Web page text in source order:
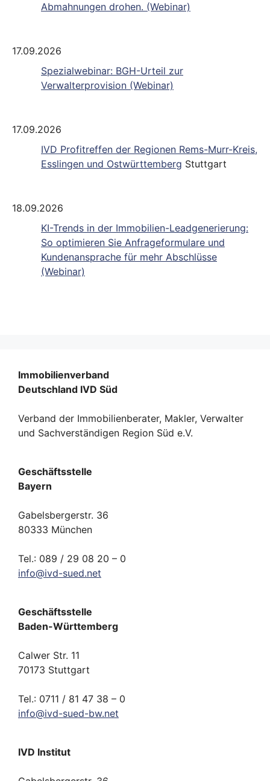
Abmahnungen drohen. (Webinar)
17.09.2026
Spezialwebinar: BGH-Urteil zur
Verwalterprovision (Webinar)
17.09.2026
IVD Profitreffen der Regionen Rems-Murr-Kreis,
Esslingen und Ostwürttemberg Stuttgart
18.09.2026
KI-Trends in der Immobilien-Leadgenerierung:
So optimieren Sie Anfrageformulare und
Kundenansprache für mehr Abschlüsse
(Webinar)
Immobilienverband
Deutschland IVD Süd
Verband der Immobilienberater, Makler, Verwalter
und Sachverständigen Region Süd e.V.
Geschäftsstelle
Bayern
Gabelsbergerstr. 36
80333 München
Tel.: 089 / 29 08 20 – 0
info@ivd-sued.net
Geschäftsstelle
Baden-Württemberg
Calwer Str. 11
70173 Stuttgart
Tel.: 0711 / 81 47 38 – 0
info@ivd-sued-bw.net
IVD Institut